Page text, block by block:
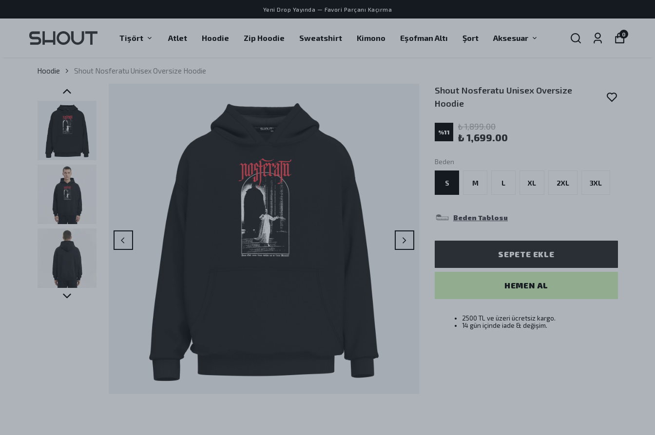
Yeni Drop Yayında — Favori Parçanı Kaçırma
Tişört Atlet Hoodie Zip Hoodie Sweatshirt Kimono Eşofman Altı Şort Aksesuar 0
Hoodie Shout Nosferatu Unisex Oversize Hoodie
Shout Nosferatu Unisex Oversize
Hoodie
%11
₺ 1,899.00
₺ 1,699.00
Beden
S M L XL 2XL 3XL
Beden Tablosu
SEPETE EKLE
HEMEN AL
2500 TL ve üzeri ücretsiz kargo.
14 gün içinde iade & değişim.